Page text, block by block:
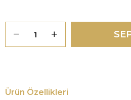
Ürün Özellikleri